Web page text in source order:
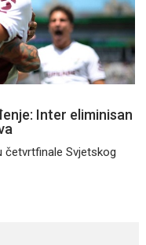
Inter eliminisan
četvrtfinale Svjetskog